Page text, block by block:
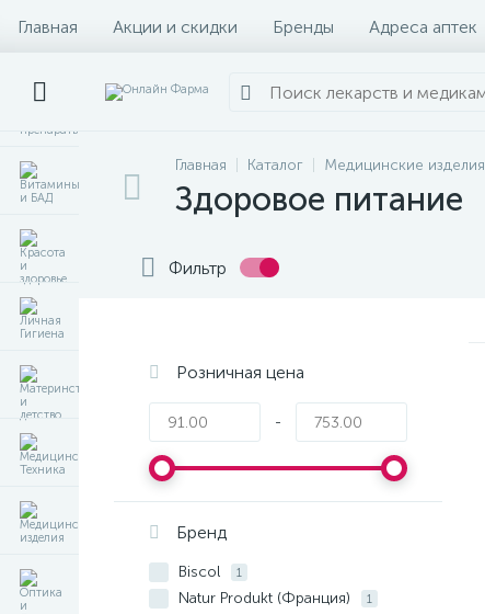
Главная Акции и скидки Бренды Адреса аптек
Главная Каталог Медицинские изделия
Здоровое питание
Фильтр
Розничная цена
-
Бренд
Biscol 1
Natur Produkt (Франция) 1